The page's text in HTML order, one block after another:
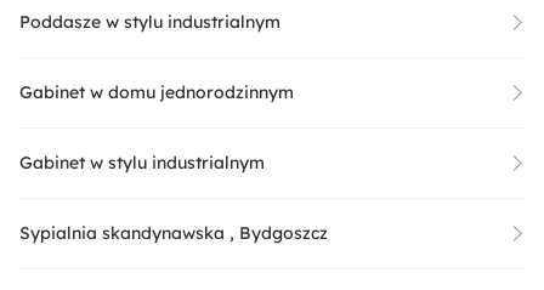
Poddasze w stylu industrialnym
Gabinet w domu jednorodzinnym
Gabinet w stylu industrialnym
Sypialnia skandynawska , Bydgoszcz